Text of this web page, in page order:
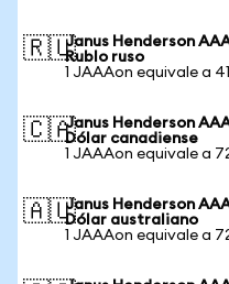
🇷🇺Janus Henderson
Rublo ruso
1 JAAAon equivale a
🇨🇦Janus Henderson
Dólar canadiense
1 JAAAon equivale a
🇦🇺Janus Henderson
Dólar australiano
1 JAAAon equivale a